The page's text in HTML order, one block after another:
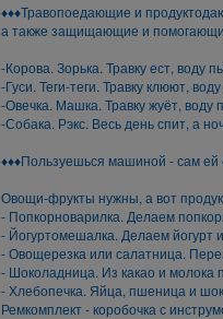
♦♦♦Травопоедающие и
а также защищающие и
-Корова. Зорька. Травку ест, воду
-Гуси. Теги-теги. Травку клюют,
-Овечка. Машка. Травку жуёт, воду
-Собака. Рэкс. Весь день спит, а
♦♦♦Пользуешься машиной - сам ей
Овощи-фрукты нужны, а вот
- Попкорноварилка. Делаем
- Йогуртомешалка. Делаем йогурт
- Овощерезка или салатница.
- Шоколадница. Из какао и молока
- Хлебопечка. Яйца, пшеница и
Ремкомплект - коробочка с